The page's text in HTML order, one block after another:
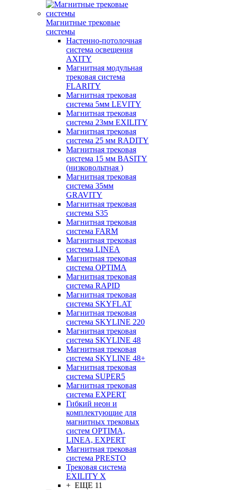
Магнитные трековые
системы
Настенно-потолочная
система освещения
AXITY
Магнитная модульная
трековая система
FLARITY
Магнитная трековая
система 5мм LEVITY
Магнитная трековая
система 23мм EXILITY
Магнитная трековая
система 25 мм RADITY
Магнитная трековая
система 15 мм BASITY
(низковольтная )
Магнитная трековая
система 35мм
GRAVITY
Магнитная трековая
система S35
Магнитная трековая
система FARM
Магнитная трековая
система LINEA
Магнитная трековая
система OPTIMA
Магнитная трековая
система RAPID
Магнитная трековая
система SKYFLAT
Магнитная трековая
система SKYLINE 220
Магнитная трековая
система SKYLINE 48
Магнитная трековая
система SKYLINE 48+
Магнитная трековая
система SUPER5
Магнитная трековая
система EXPERT
Гибкий неон и
комплектующие для
магнитных трековых
систем OPTIMA,
LINEA, EXPERT
Магнитная трековая
система PRESTO
Трековая система
EXILITY X
+ ЕЩЕ 11